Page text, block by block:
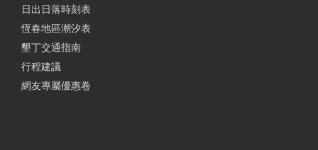
日出日落時刻表
恆春地區潮汐表
墾丁交通指南
行程建議
網友專屬優惠卷